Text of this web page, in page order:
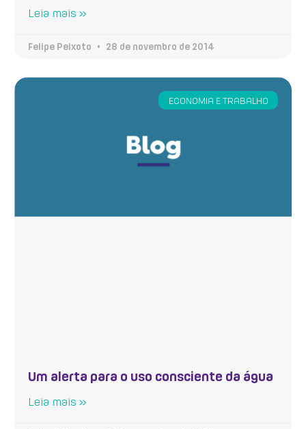
Leia mais »
Felipe Peixoto 28 de novembro de 2014
ECONOMIA E TRABALHO
Um alerta para o uso consciente da água
Leia mais »